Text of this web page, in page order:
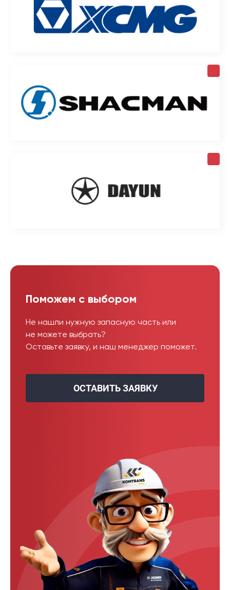
Поможем с выбором
Не нашли нужную запасную часть или
не можете выбрать?
Оставьте заявку, и наш менеджер поможет.
ОСТАВИТЬ ЗАЯВКУ